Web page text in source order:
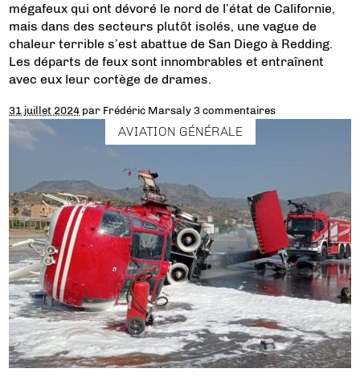
mégafeux qui ont dévoré le nord de l’état de Californie,
mais dans des secteurs plutôt isolés, une vague de
chaleur terrible s’est abattue de San Diego à Redding.
Les départs de feux sont innombrables et entraînent
avec eux leur cortège de drames.
31 juillet 2024 par Frédéric Marsaly 3 commentaires
AVIATION GÉNÉRALE